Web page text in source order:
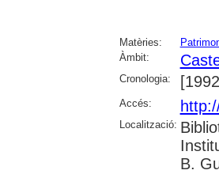
Matèries:
Àmbit:
Cronologia:
Accés:
Localització:
B.